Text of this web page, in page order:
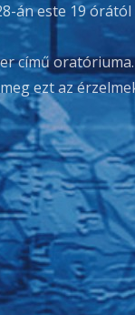
án este 19 órától
című oratóriuma.
ezt az